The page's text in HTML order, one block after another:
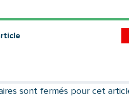
sont fermés pour cet